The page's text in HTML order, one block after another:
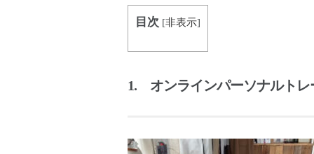
目次 [非表示]
1. オンラインパーソナルトレ